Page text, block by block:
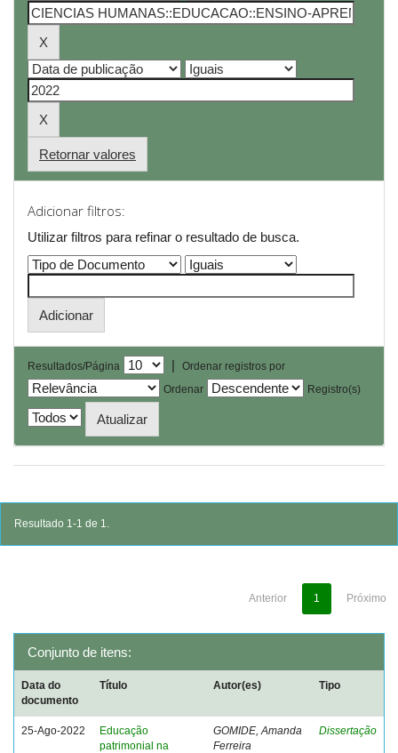
Retornar valores
Adicionar filtros:
Utilizar filtros para refinar o resultado de busca.
Resultados/Página |
Ordenar registros por
Ordenar
Registro(s)
Resultado 1-1 de 1.
Anterior 1 Próximo
Conjunto de itens:
Data do
documento
Título Autor(es) Tipo
25-Ago-2022
Educação
patrimonial na
GOMIDE, Amanda
Ferreira
Dissertação